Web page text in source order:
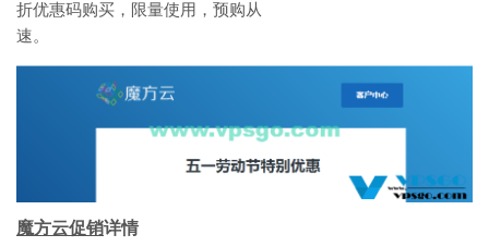
折优惠码购买，限量使用，预购从
速。
魔方云促销详情